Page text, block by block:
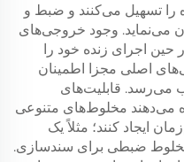
را تسهیل می‌کنند و ضبط و
می‌نماید. وجود خروجی‌های
حین اجرای زنده خود را
اصلی مجزا اطمینان
می‌رسد. قابلیت‌های
می‌دهند مخلوط‌های متنوعی
ایجاد کنند؛ مثلاً یک
ضبطی برای سندسازی.